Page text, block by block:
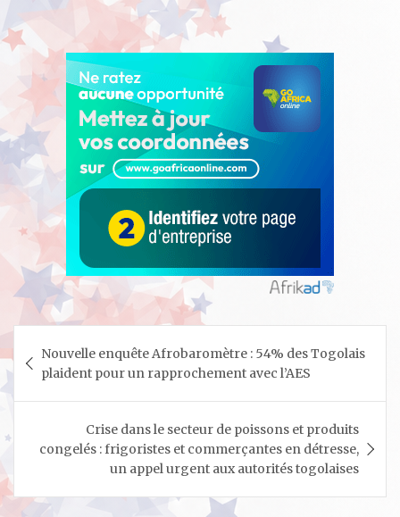
de
l’article
Nouvelle enquête Afrobaromètre : 54% des Togolais
plaident pour un rapprochement avec l’AES
Crise dans le secteur de poissons et produits
congelés : frigoristes et commerçantes en détresse,
un appel urgent aux autorités togolaises